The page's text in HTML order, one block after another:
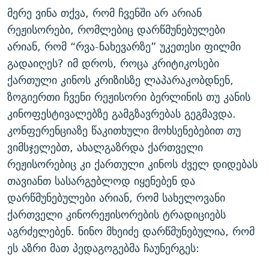
მერე ვინა თქვა, რომ ჩვენში არ არიან
რეჟისორები, რომლებიც დარწმუნებულები
არიან, რომ “რვა-ნახევარზე” უკეთესი ფილმი
გადაიღეს? იმ დროს, როცა კრიტიკოსები
ქართული კინოს კრიზისზე ლაპარაკობდნენ,
ზოგიერთი ჩვენი რეჟისორი ბერლინის თუ კანის
კინოფესტივალებზე გამგზავრებას გეგმავდა.
კონფერენციაზე წაკითხული მოხსენებებით თუ
ვიმსჯელებთ, ახალგაზრდა ქართველი
რეჟისორებიც კი ქართული კინოს ძველ დიდებას
თავიანთ სასარგებლოდ იყენებენ და
დარწმუნებულები არიან, რომ სახელოვანი
ქართველი კინორეჟისორების ტრადიციებს
აგრძელებენ. ნინო მხეიძე დარწმუნებულია, რომ
ეს აზრი მათ პედაგოგებმა ჩაუნერგეს: